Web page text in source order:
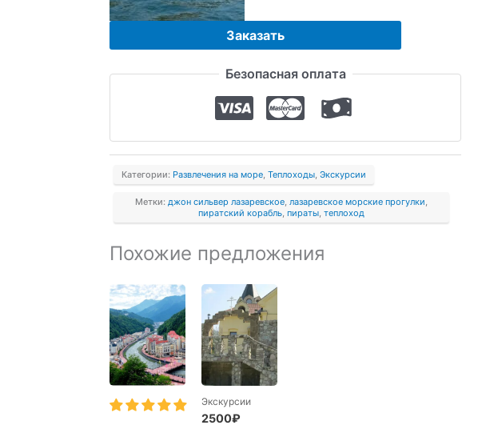
Сильвер
Заказать
Безопасная оплата
Категории: Развлечения на море,Теплоходы,Экскурсии
Метки:джон сильвер лазаревское,лазаревское морские прогулки,
пиратский корабль,пираты,теплоход
Похожие предложения
Экскурсии
2500₽